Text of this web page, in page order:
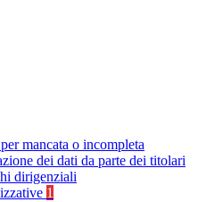
mancata o incompleta
dei dati da parte dei titolari
dirigenziali
1